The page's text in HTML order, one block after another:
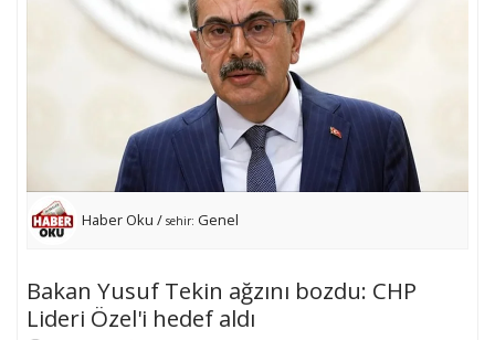
Haber Oku / sehir: Genel
Bakan Yusuf Tekin ağzını bozdu: CHP
Lideri Özel'i hedef aldı